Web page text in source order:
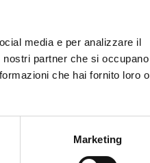
media e per analizzare il
partner che si occupano
che hai fornito loro o
Marketing